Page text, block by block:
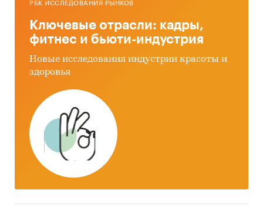
финансовые услуги / Переводы
Россия
РБК ИССЛЕДОВАНИЯ РЫНКОВ
Ключевые отрасли: кадры,
фитнес и бьюти-индустрия
Новые исследования индустрии красоты и
здоровья